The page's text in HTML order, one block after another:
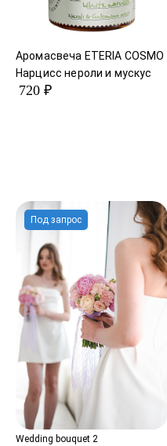
Аромасвеча ETERIA COSMO
Нарцисс нероли и мускус
720 ₽
Под запрос
Wedding bouquet 2